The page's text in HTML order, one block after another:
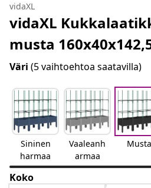
vidaXL
vidaXL
musta
Väri (5 vaihtoehtoa saatavilla)
Sininen
harmaa
Vaaleanh
armaa
Musta
Koko